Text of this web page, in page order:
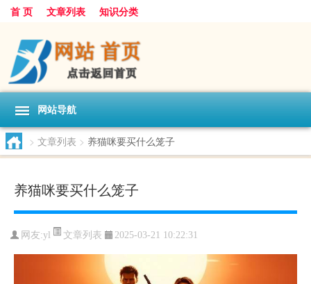
首 页 文章列表 知识分类
网站导航
> 文章列表 > 养猫咪要买什么笼子
养猫咪要买什么笼子
网友:yl 文章列表 2025-03-21 10:22:31